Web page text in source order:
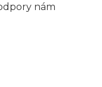
nám